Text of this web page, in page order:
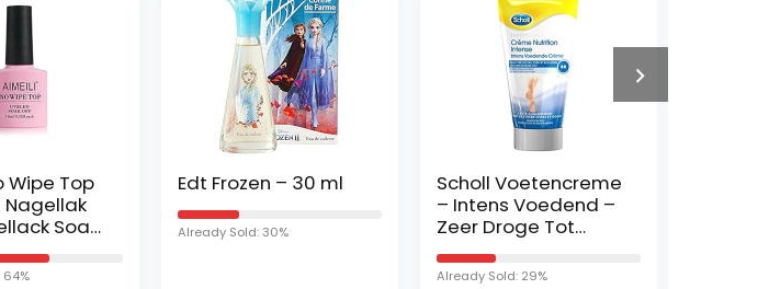
Wipe Top
Nagellak
Soak
voor
Nail Art
Edt Frozen – 30 ml
Already Sold: 30%
Scholl Voetencreme
– Intens Voedend –
Zeer Droge Tot
Ruwe Huid – 150 ml
Already Sold: 29%